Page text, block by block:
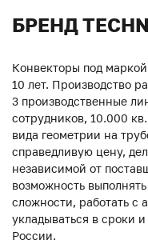
БРЕНД
Конвекторы под
10 лет. Производство
3 производственные
сотрудников, 10.000
вида геометрии на
справедливую цену,
независимой от
возможность
сложности, работать с
укладываться в сроки
России.